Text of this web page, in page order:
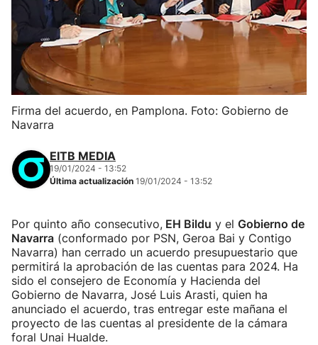
Firma del acuerdo, en Pamplona. Foto: Gobierno de
Navarra
EITB MEDIA
19/01/2024 - 13:52
Última actualización 19/01/2024 - 13:52
Por quinto año consecutivo, EH Bildu y el Gobierno de
Navarra (conformado por PSN, Geroa Bai y Contigo
Navarra) han cerrado un acuerdo presupuestario que
permitirá la aprobación de las cuentas para 2024. Ha
sido el consejero de Economía y Hacienda del
Gobierno de Navarra, José Luis Arasti, quien ha
anunciado el acuerdo, tras entregar este mañana el
proyecto de las cuentas al presidente de la cámara
foral Unai Hualde.